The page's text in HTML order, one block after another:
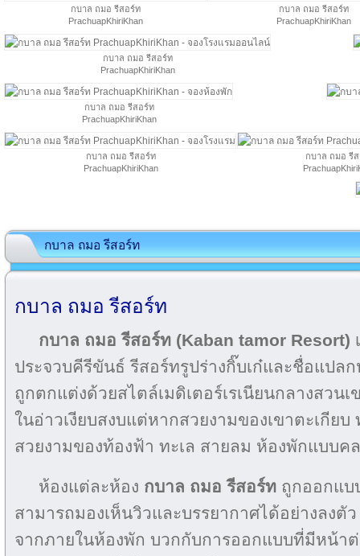
กบาล ถมอ รีสอร์ท
PrachuapKhiriKhan
กบาล ถมอ รีสอร์ท
PrachuapKhiriKhan
กบาล ถมอ รีสอร์ท
PrachuapKhiriKhan
กบาล ถมอ รีสอร์ท
PrachuapKhiriKhan
กบาล ถมอ รีสอร์ท
PrachuapKhiriKhan
กบาล ถมอ รี
กบาล ถมอ รีสอร์ท
กบาล ถมอ รีสอร์ท
กบาล ถมอ รีสอร์ท (Kaban tamor Resort)
ประจวบคีรีขันธ์ รีสอร์ทรูปร่างกิ๊บเก๋และชื่อแปล
ถูกตกแต่งด้วยสไตล์เมดิเตอร์เรเนียนกลางสวน
ในอ่าวเงียบสงบแต่หากสวยงามของเขาตะเกีย
สวยงามของท้องฟ้า ทะเล สายลม ห้องพักแบบค
ห้องแต่ละห้อง กบาล ถมอ รีสอร์ท ถูกออกแบ
สามารถมองเห็นวิวและบรรยากาศได้อย่างลงตั
จากภายในห้องพัก บวกกับการออกแบบที่มีหน้า